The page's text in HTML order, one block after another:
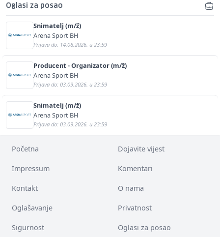
Oglasi za posao
Snimatelj (m/ž)
Arena Sport BH
Prijava do: 14.08.2026. u 23:59
Producent - Organizator (m/ž)
Arena Sport BH
Prijava do: 03.09.2026. u 23:59
Snimatelj (m/ž)
Arena Sport BH
Prijava do: 03.09.2026. u 23:59
Početna Dojavite vijest
Impressum Komentari
Kontakt O nama
Oglašavanje Privatnost
Sigurnost Oglasi za posao